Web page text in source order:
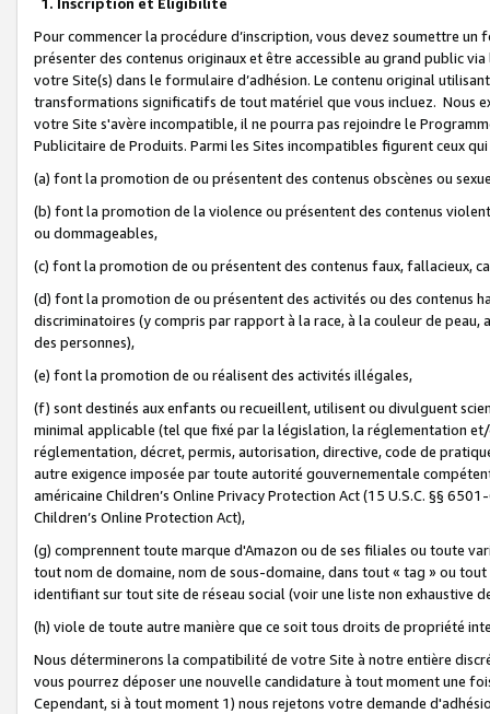
Pour commencer la procédure d’inscription, vous devez soumettre
présenter des contenus originaux et être accessible au grand public
votre Site(s) dans le formulaire d’adhésion. Le contenu original
transformations significatifs de tout matériel que vous incluez. Nous
votre Site s'avère incompatible, il ne pourra pas rejoindre le
Publicitaire de Produits. Parmi les Sites incompatibles figurent ceux
(a) font la promotion de ou présentent des contenus obscènes ou
(b) font la promotion de la violence ou présentent des contenus
ou dommageables,
(c) font la promotion de ou présentent des contenus faux, fallacieux,
(d) font la promotion de ou présentent des activités ou des contenus
discriminatoires (y compris par rapport à la race, à la couleur de
des personnes),
(e) font la promotion de ou réalisent des activités illégales,
(f) sont destinés aux enfants ou recueillent, utilisent ou divulguent
minimal applicable (tel que fixé par la législation, la réglementation
réglementation, décret, permis, autorisation, directive, code de
autre exigence imposée par toute autorité gouvernementale
américaine Children’s Online Privacy Protection Act (15 U.S.C. §§
Children’s Online Protection Act),
(g) comprennent toute marque d'Amazon ou de ses filiales ou toute
tout nom de domaine, nom de sous-domaine, dans tout « tag » ou
identifiant sur tout site de réseau social (voir une liste non exhaustive
(h) viole de toute autre manière que ce soit tous droits de propriété
Nous déterminerons la compatibilité de votre Site à notre entière
vous pourrez déposer une nouvelle candidature à tout moment une
Cependant, si à tout moment 1) nous rejetons votre demande